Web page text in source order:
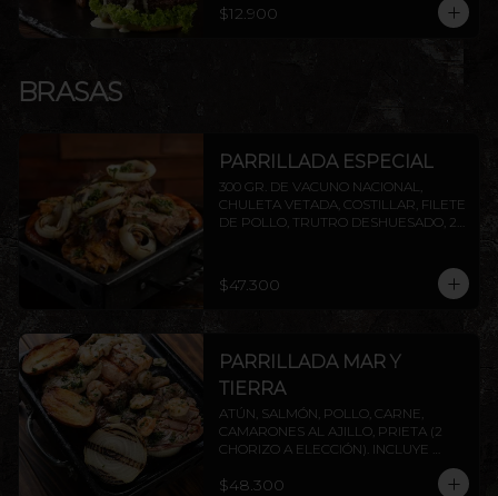
$12.900
BRASAS
PARRILLADA ESPECIAL
300 GR. DE VACUNO NACIONAL,
CHULETA VETADA, COSTILLAR, FILETE
DE POLLO, TRUTRO DESHUESADO, 2
$47.300
PARRILLADA MAR Y
TIERRA
ATÚN, SALMÓN, POLLO, CARNE,
CAMARONES AL AJILLO, PRIETA (2
CHORIZO A ELECCIÓN). INCLUYE
$48.300